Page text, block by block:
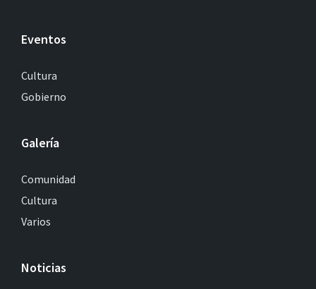
Eventos
Cultura
Gobierno
Galería
Comunidad
Cultura
Varios
Noticias